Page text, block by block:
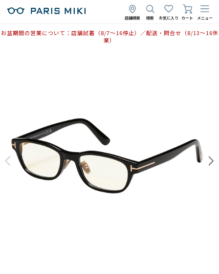
店舗検索 検索 お気に入り カート メニュー
お盆期間の営業について：店舗試着（8/7〜16停止）／配送・問合せ（8/13〜16休
業）